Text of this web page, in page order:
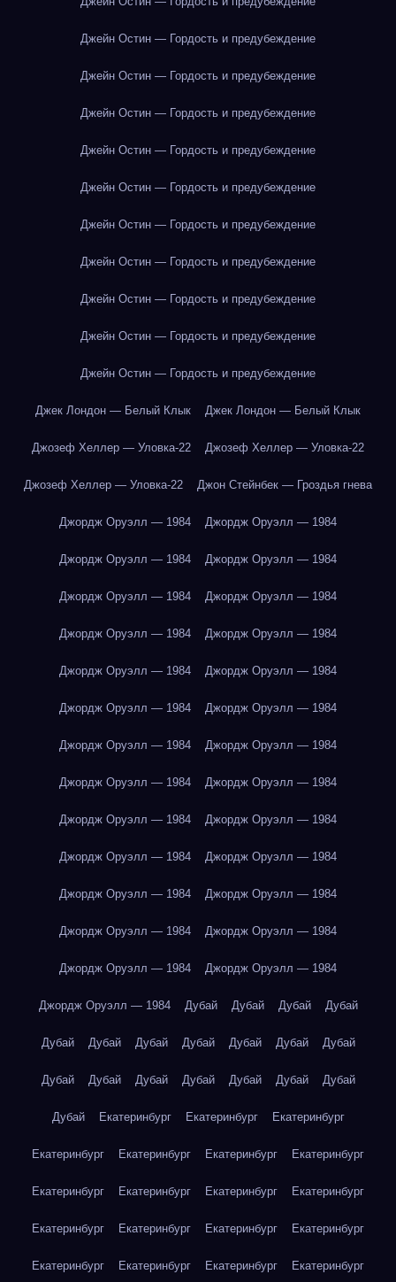
Джейн Остин — Гордость и предубеждение
Джейн Остин — Гордость и предубеждение
Джейн Остин — Гордость и предубеждение
Джейн Остин — Гордость и предубеждение
Джейн Остин — Гордость и предубеждение
Джейн Остин — Гордость и предубеждение
Джейн Остин — Гордость и предубеждение
Джейн Остин — Гордость и предубеждение
Джейн Остин — Гордость и предубеждение
Джейн Остин — Гордость и предубеждение
Джек Лондон — Белый Клык Джек Лондон — Белый Клык
Джозеф Хеллер — Уловка-22 Джозеф Хеллер — Уловка-22
Джозеф Хеллер — Уловка-22 Джон Стейнбек — Гроздья гнева
Джордж Оруэлл — 1984 Джордж Оруэлл — 1984
Джордж Оруэлл — 1984 Джордж Оруэлл — 1984
Джордж Оруэлл — 1984 Джордж Оруэлл — 1984
Джордж Оруэлл — 1984 Джордж Оруэлл — 1984
Джордж Оруэлл — 1984 Джордж Оруэлл — 1984
Джордж Оруэлл — 1984 Джордж Оруэлл — 1984
Джордж Оруэлл — 1984 Джордж Оруэлл — 1984
Джордж Оруэлл — 1984 Джордж Оруэлл — 1984
Джордж Оруэлл — 1984 Джордж Оруэлл — 1984
Джордж Оруэлл — 1984 Джордж Оруэлл — 1984
Джордж Оруэлл — 1984 Джордж Оруэлл — 1984
Джордж Оруэлл — 1984 Джордж Оруэлл — 1984
Джордж Оруэлл — 1984 Джордж Оруэлл — 1984
Джордж Оруэлл — 1984 Дубай Дубай Дубай Дубай
Дубай Дубай Дубай Дубай Дубай Дубай Дубай
Дубай Дубай Дубай Дубай Дубай Дубай Дубай
Дубай Екатеринбург Екатеринбург Екатеринбург
Екатеринбург Екатеринбург Екатеринбург Екатеринбург
Екатеринбург Екатеринбург Екатеринбург Екатеринбург
Екатеринбург Екатеринбург Екатеринбург Екатеринбург
Екатеринбург Екатеринбург Екатеринбург Екатеринбург